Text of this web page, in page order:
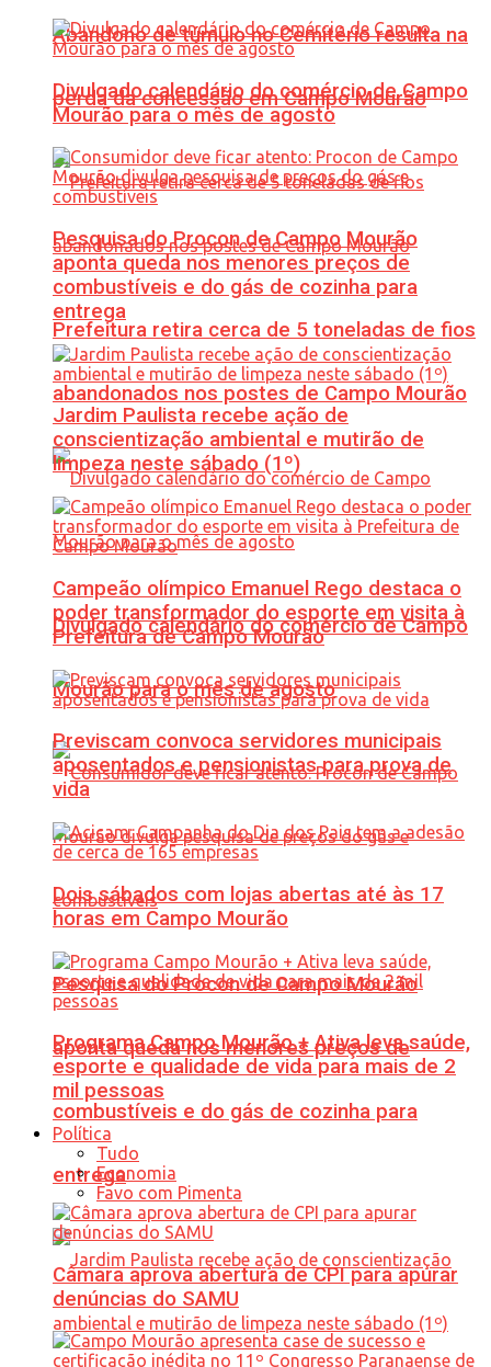
Abandono de túmulo no Cemitério resulta na
perda da concessão em Campo Mourão
Prefeitura retira cerca de 5 toneladas de fios
abandonados nos postes de Campo Mourão
Divulgado calendário do comércio de Campo
Mourão para o mês de agosto
Pesquisa do Procon de Campo Mourão
aponta queda nos menores preços de
combustíveis e do gás de cozinha para
entrega
Divulgado calendário do comércio de Campo
Mourão para o mês de agosto
Pesquisa do Procon de Campo Mourão
aponta queda nos menores preços de
combustíveis e do gás de cozinha para
entrega
Jardim Paulista recebe ação de
conscientização ambiental e mutirão de
limpeza neste sábado (1º)
Campeão olímpico Emanuel Rego destaca o
poder transformador do esporte em visita à
Prefeitura de Campo Mourão
Previscam convoca servidores municipais
aposentados e pensionistas para prova de
vida
Dois sábados com lojas abertas até às 17
horas em Campo Mourão
Programa Campo Mourão + Ativa leva saúde,
esporte e qualidade de vida para mais de 2
mil pessoas
Política
Tudo
Economia
Favo com Pimenta
Câmara aprova abertura de CPI para apurar
denúncias do SAMU